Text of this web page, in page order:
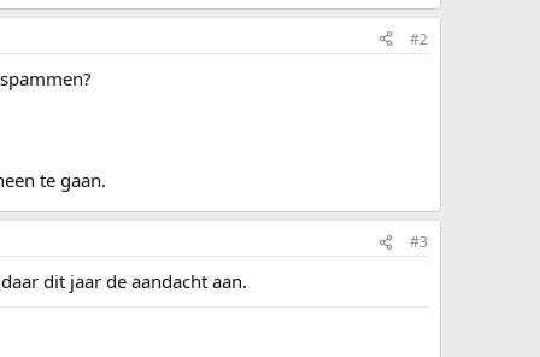
#2
te gaan.
#3
dit jaar de aandacht aan.